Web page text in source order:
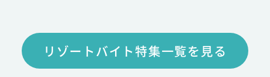
リゾートバイト特集一覧を見る